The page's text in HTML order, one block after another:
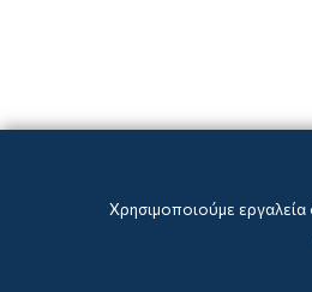
Χρησιμοποιούμε